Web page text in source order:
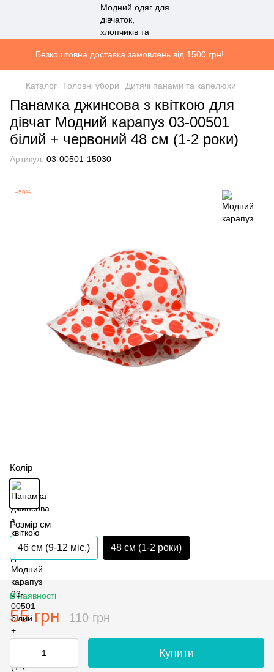
Безкоштовна доставка замовлень від 1500 грн!
Каталог Головні убори Дитячі панами та капелюхи
Панамка джинсова з квіткою для
дівчат Модний карапуз 03-00501
білий + червоний 48 см (1-2 роки)
Артикул: 03-00501-15030
−50%
Колір
Розмір см
46 см (9-12 міс.) 48 см (1-2 роки)
В наявності
55 грн 110 грн
Купити